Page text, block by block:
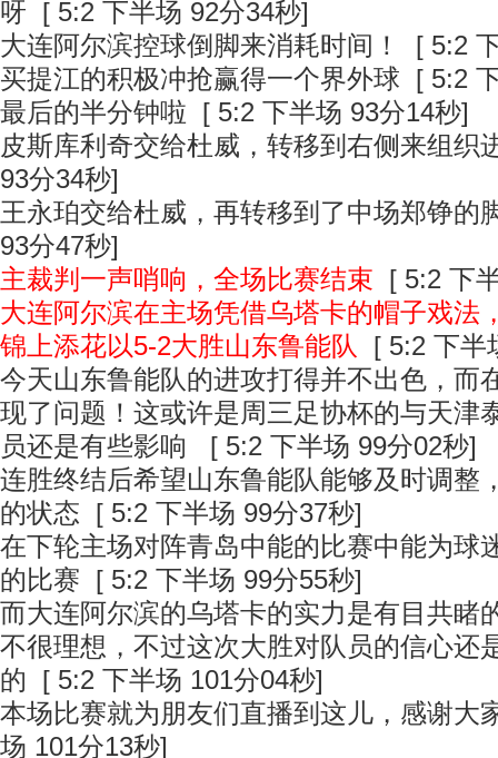
呀 [ 5:2 下半场 92分34秒]
大连阿尔滨控球倒脚来消耗时间！
[ 5:2
买提江的积极冲抢赢得一个界外球 [ 5:2
最后的半分钟啦 [ 5:2 下半场 93分14秒]
皮斯库利奇交给杜威，转移到右侧来组织
93分34秒]
王永珀交给杜威，再转移到了中场郑铮的
93分47秒]
主裁判一声哨响，全场比赛结束 [ 5:2 下
大连阿尔滨在主场凭借乌塔卡的帽子戏法
锦上添花以5-2大胜山东鲁能队
[ 5:2 下半
今天山东鲁能队的进攻打得并不出色，而
现了问题！这或许是周三足协杯的与天津
员还是有些影响
[ 5:2 下半场 99分02秒]
连胜终结后希望山东鲁能队能够及时调整
的状态 [ 5:2 下半场 99分37秒]
在下轮主场对阵青岛中能的比赛中能为球
的比赛 [ 5:2 下半场 99分55秒]
而大连阿尔滨的乌塔卡的实力是有目共睹
不很理想，不过这次大胜对队员的信心还
的 [ 5:2 下半场 101分04秒]
本场比赛就为朋友们直播到这儿，感谢大
场 101分13秒]